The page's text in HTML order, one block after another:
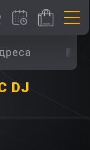
DJ